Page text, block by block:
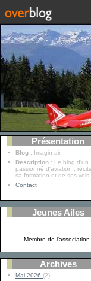
Présentation
Blog : Imagin-air
Description : Le blog d'un
passionné d'aviation :
sa formation et de ses vols.
Contact
Jeunes Ailes
Membre de l'association
Archives
Mai 2026 (2)